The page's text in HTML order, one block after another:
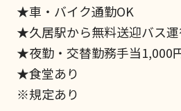
★車・バイク通勤OK
★久居駅から無料送迎バス
★夜勤・交替勤務手当1,000
★食堂あり
※規定あり